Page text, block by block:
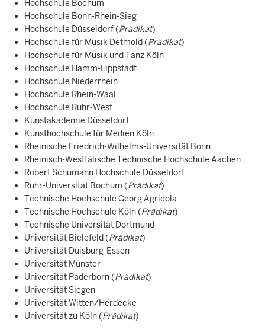
Hochschule Bochum
Hochschule Bonn-Rhein-Sieg
Hochschule Düsseldorf (Prädikat)
Hochschule für Musik Detmold (Prädikat)
Hochschule für Musik und Tanz Köln
Hochschule Hamm-Lippstadt
Hochschule Niederrhein
Hochschule Rhein-Waal
Hochschule Ruhr-West
Kunstakademie Düsseldorf
Kunsthochschule für Medien Köln
Rheinische Friedrich-Wilhelms-Universität Bonn
Rheinisch-Westfälische Technische Hochschule Aachen
Robert Schumann Hochschule Düsseldorf
Ruhr-Universität Bochum (Prädikat)
Technische Hochschule Georg Agricola
Technische Hochschule Köln (Prädikat)
Technische Universität Dortmund
Universität Bielefeld (Prädikat)
Universität Duisburg-Essen
Universität Münster
Universität Paderborn (Prädikat)
Universität Siegen
Universität Witten/Herdecke
Universität zu Köln (Prädikat)